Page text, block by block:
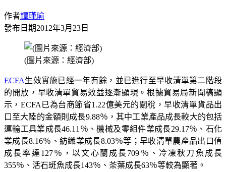
作者譚瑾瑜
發布日期2012年3月23日
(圖片來源：經濟部)
ECFA生效實施已經一年有餘，並已進行至早收清單第二階段
的開放，早收清單貿易效益逐漸顯現。根據貿易局新聞稿顯
示，ECFA已為台商節省1.22億美元的關稅，早收清單貨品出
口至大陸的金額則成長9.88％，其中工業產品成長較大的包括
運輸工具業成長46.11％、機械及零組件業成長29.17％、石化
業成長8.16％、紡織業成長8.03％等；早收清單農產品出口值
成長率達127％，以文心蘭成長709％、冷凍秋刀魚成長
355％、活石斑魚成長143％、茶葉成長63％等較為顯著。